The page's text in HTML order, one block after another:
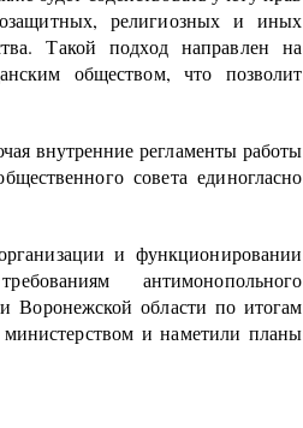
религиозных и иных
Такой подход направлен на
обществом, что позволит
внутренние регламенты работы
совета единогласно
и функционировании
антимонопольного
Воронежской области по итогам
и наметили планы